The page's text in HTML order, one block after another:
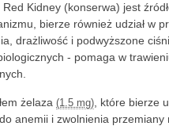
Kidney (konserwa) jest
bierze również udział w
drażliwość i podwyższone
- pomaga w
żelaza (1.5 mg) , które bierze
anemii i zwolnienia